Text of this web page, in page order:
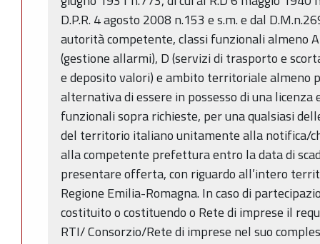
D.P.R. 4 agosto 2008 n.153 e s.m. e dal
autorità competente, classi funzionali almeno
(gestione allarmi), D (servizi di trasporto e
e deposito valori) e ambito territoriale almeno
alternativa di essere in possesso di una licenza
funzionali sopra richieste, per una qualsiasi
del territorio italiano unitamente alla notifica/
alla competente prefettura entro la data di
presentare offerta, con riguardo all’intero
Regione Emilia-Romagna. In caso di
costituito o costituendo o Rete di imprese il
RTI/ Consorzio/Rete di imprese nel suo